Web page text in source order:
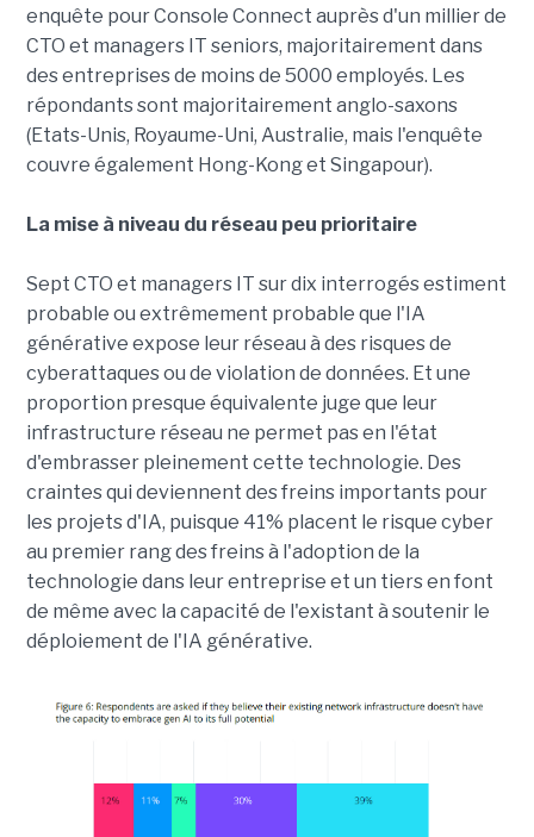
enquête pour Console Connect auprès d'un millier de
CTO et managers IT seniors, majoritairement dans
des entreprises de moins de 5000 employés. Les
répondants sont majoritairement anglo-saxons
(Etats-Unis, Royaume-Uni, Australie, mais l'enquête
couvre également Hong-Kong et Singapour).
La mise à niveau du réseau peu prioritaire
Sept CTO et managers IT sur dix interrogés estiment
probable ou extrêmement probable que l'IA
générative expose leur réseau à des risques de
cyberattaques ou de violation de données. Et une
proportion presque équivalente juge que leur
infrastructure réseau ne permet pas en l'état
d'embrasser pleinement cette technologie. Des
craintes qui deviennent des freins importants pour
les projets d'IA, puisque 41% placent le risque cyber
au premier rang des freins à l'adoption de la
technologie dans leur entreprise et un tiers en font
de même avec la capacité de l'existant à soutenir le
déploiement de l'IA générative.